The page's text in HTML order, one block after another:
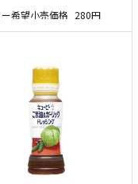
ー希望小売価格 280円